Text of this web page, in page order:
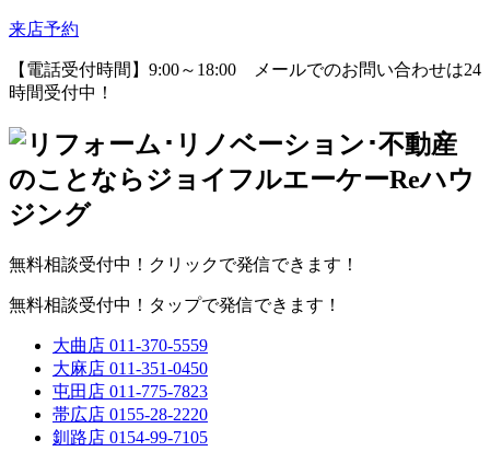
来店予約
【電話受付時間】9:00～18:00
メールでのお問い合わせは24
時間受付中！
無料相談受付中！クリックで発信できます！
無料相談受付中！タップで発信できます！
大曲店 011-370-5559
大麻店 011-351-0450
屯田店 011-775-7823
帯広店 0155-28-2220
釧路店 0154-99-7105